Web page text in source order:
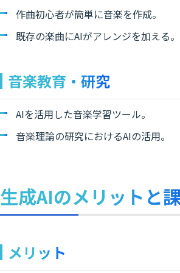
作曲初心者が簡単に音楽を作成。
既存の楽曲にAIがアレンジを加える。
音楽教育・研究
AIを活用した音楽学習ツール。
音楽理論の研究におけるAIの活用。
生成AIのメリットと
メリット